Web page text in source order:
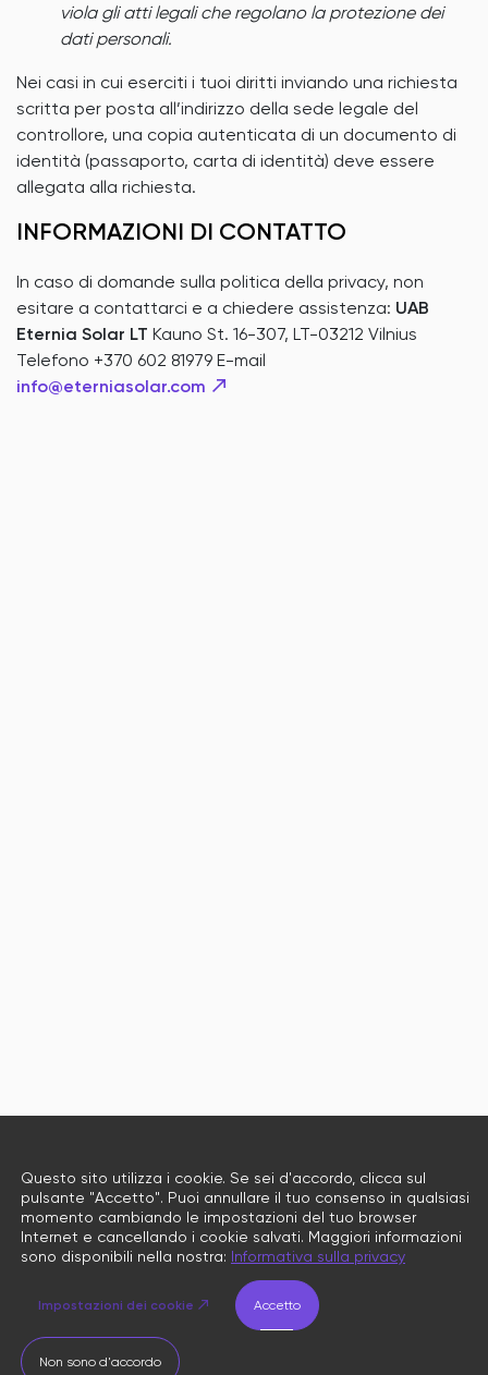
viola gli atti legali che regolano la protezione dei
dati personali.
Nei casi in cui eserciti i tuoi diritti inviando una richiesta
scritta per posta all’indirizzo della sede legale del
controllore, una copia autenticata di un documento di
identità (passaporto, carta di identità) deve essere
allegata alla richiesta.
INFORMAZIONI DI CONTATTO
In caso di domande sulla politica della privacy, non
esitare a contattarci e a chiedere assistenza: UAB
Eternia Solar LT Kauno St. 16-307, LT-03212 Vilnius
Telefono +370 602 81979 E-mail
info@eterniasolar.com
Questo sito utilizza i cookie. Se sei d'accordo, clicca sul
pulsante "Accetto". Puoi annullare il tuo consenso in qualsiasi
momento cambiando le impostazioni del tuo browser
Internet e cancellando i cookie salvati. Maggiori informazioni
sono disponibili nella nostra: Informativa sulla privacy
Accetto
Non sono d'accordo
Impostazioni dei cookie